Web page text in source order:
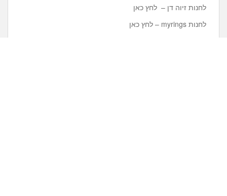
לחנות זיוה דן – לחץ כאן
לחנות myrings – לחץ כאן